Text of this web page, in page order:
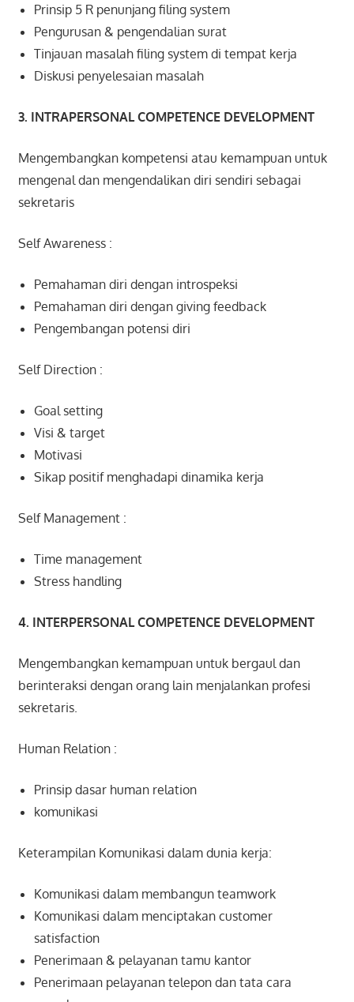
Prinsip 5 R penunjang filing system
Pengurusan & pengendalian surat
Tinjauan masalah filing system di tempat kerja
Diskusi penyelesaian masalah
3. INTRAPERSONAL COMPETENCE DEVELOPMENT
Mengembangkan kompetensi atau kemampuan untuk
mengenal dan mengendalikan diri sendiri sebagai
sekretaris
Self Awareness :
Pemahaman diri dengan introspeksi
Pemahaman diri dengan giving feedback
Pengembangan potensi diri
Self Direction :
Goal setting
Visi & target
Motivasi
Sikap positif menghadapi dinamika kerja
Self Management :
Time management
Stress handling
4. INTERPERSONAL COMPETENCE DEVELOPMENT
Mengembangkan kemampuan untuk bergaul dan
berinteraksi dengan orang lain menjalankan profesi
sekretaris.
Human Relation :
Prinsip dasar human relation
komunikasi
Keterampilan Komunikasi dalam dunia kerja:
Komunikasi dalam membangun teamwork
Komunikasi dalam menciptakan customer
satisfaction
Penerimaan & pelayanan tamu kantor
Penerimaan pelayanan telepon dan tata cara